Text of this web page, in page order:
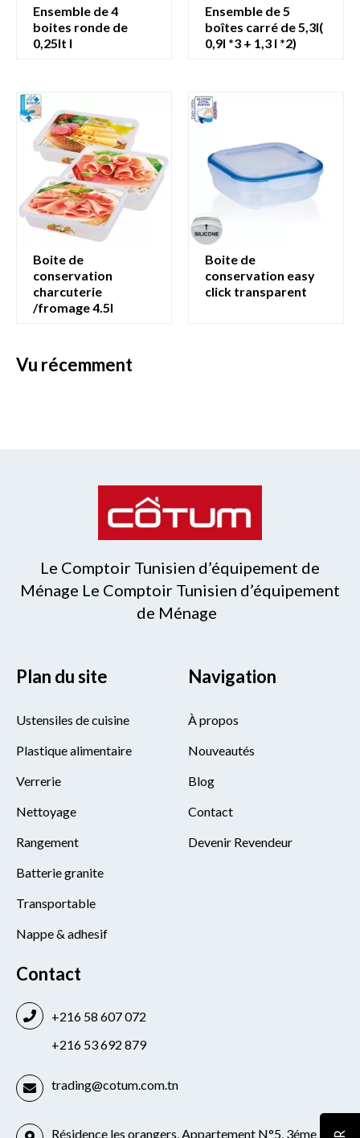
ensemble de 4
boites ronde de
0,25lt l
ensemble de 5
boîtes carré de 5,3l(
0,9l *3 + 1,3 l *2)
boite de
conservation
charcuterie
/fromage 4.5l
boite de
conservation easy
click transparent
vu récemment
Le Comptoir Tunisien d’équipement de
Ménage Le Comptoir Tunisien d’équipement
de Ménage
Plan du site
Ustensiles de cuisine
Plastique alimentaire
Verrerie
Nettoyage
Rangement
Batterie granite
Transportable
Nappe & adhesif
Navigation
À propos
Nouveautés
Blog
Contact
Devenir Revendeur
Contact
+216 58 607 072
+216 53 692 879
trading@cotum.com.tn
Résidence les orangers, Appartement N°5, 3éme